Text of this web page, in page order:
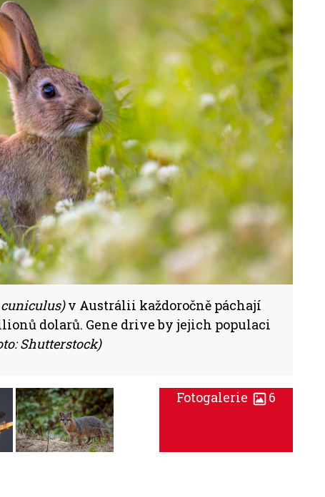
v Austrálii každoročně páchají
dolarů. Gene drive by jejich populaci
Shutterstock)
Fotogalerie 6